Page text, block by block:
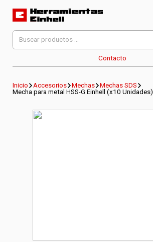
Herramientas Einhell
Distribuidor Oficial
Contacto
Buscar
por:
Inicio Accesorios Mechas
Mechas SDS
Mecha para metal HSS-G Einhell (x10 Unidades)